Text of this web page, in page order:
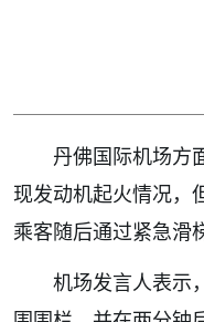
丹佛国际机场方
现发动机起火情况，
乘客随后通过紧急滑
机场发言人表示